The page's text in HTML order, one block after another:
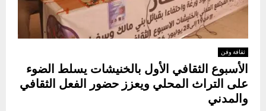
ثقافة وفن
الأسبوع الثقافي الأول بالخنيشات يسلط الضوء
على التراث المحلي ويعزز حضور الفعل الثقافي
والمدني